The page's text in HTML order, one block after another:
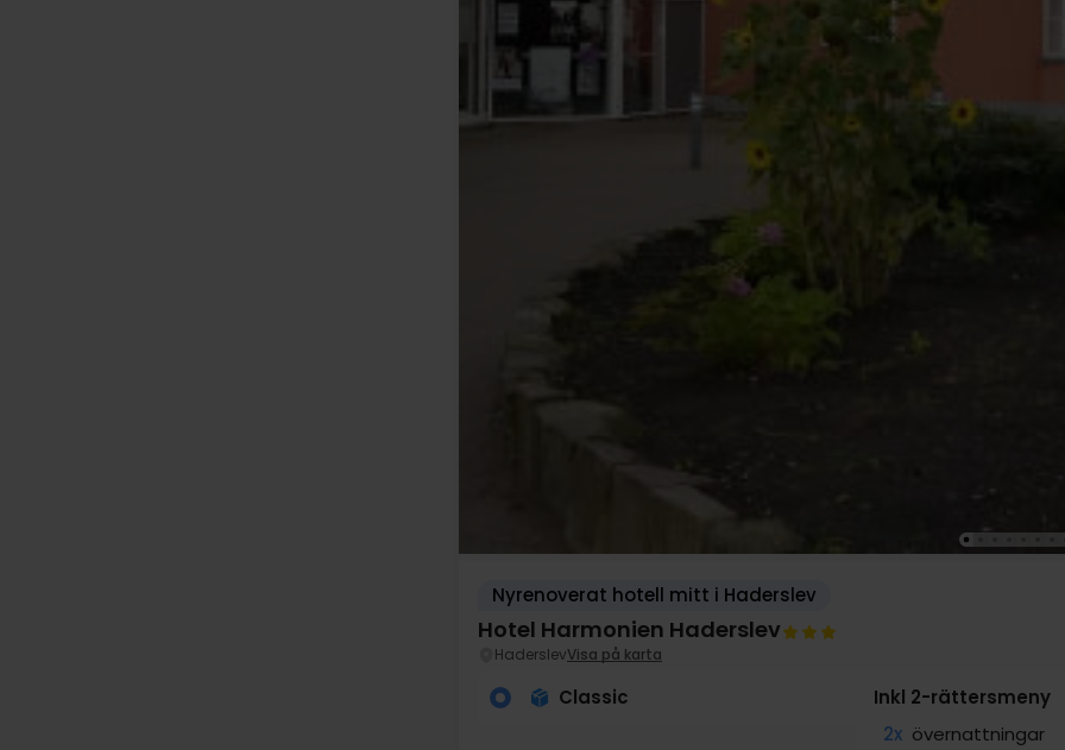
Nyrenoverat hotell mitt i Haderslev
Hotel Harmonien Haderslev
HaderslevVisa på karta
Classic
Inkl 2-rättersmeny
2x övernattningar